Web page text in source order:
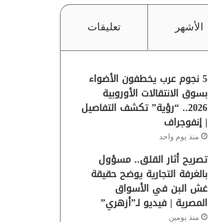
الأشهر تعليقات
5 نجوم عرب يخطفون الأضواء
بسوق الانتقالات الأوروبية
2026.. “رؤية” تكشف التفاصيل
| إنفوجراف
منذ يوم واحد
تصريح أثار القلق.. مسؤول
بالغرفة التجارية يوضح حقيقة
غش البن في الأسواق
المصرية | فيديو لـ”أزهري”
منذ يومين